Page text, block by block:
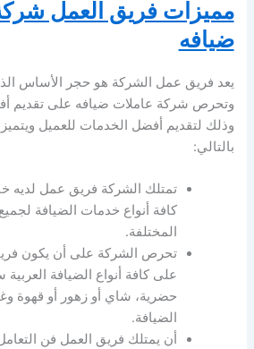
مميزات فريق العمل
ضيافه
يعد فريق عمل الشركة هو حجر الأساس
وتحرص شركة عاملات ضيافه على تقديم
وذلك لتقديم أفضل الخدمات للعميل
بالتالي:
تمتلك الشركة فريق عمل لديه
كافة أنواع خدمات الضيافة
المختلفة.
تحرص الشركة على أن يكون
على كافة أنواع الضيافة العربية
حضرية، شاي أو زهور أو قهوة
الضيافة.
أن يمتلك فريق العمل فن